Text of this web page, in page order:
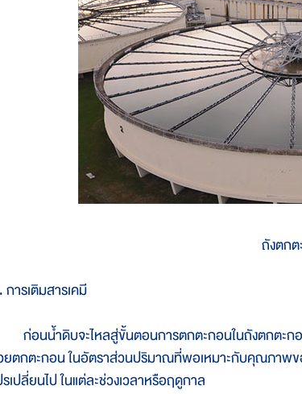
ถังตก
ารเติมสารเคมี
นน้ำดิบจะไหลสู่ขั้นตอนการตกตะกอนในถังตกตะกอน
ยตกตะกอน ในอัตราส่วนปริมาณที่พอเหมาะกับคุณภาพ
เปลี่ยนไป ในแต่ละช่วงเวลาหรือฤดูกาล